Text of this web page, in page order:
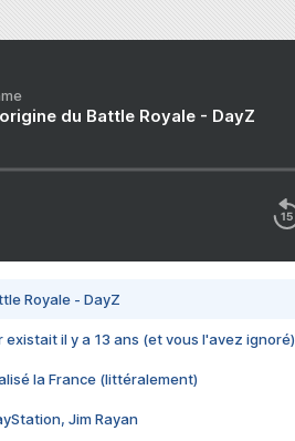
du Battle Royale - DayZ
Royale - DayZ
existait il y a 13 ans (et vous l'avez ignoré)
la France (littéralement)
Jim Rayan